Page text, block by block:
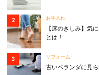
お手入れ
【床のきしみ】気
とは！
リフォーム
古いベランダに見